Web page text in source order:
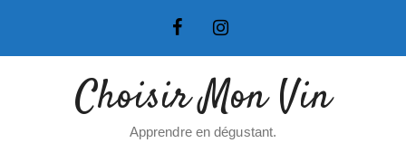
Choisir Mon Vin
Apprendre en dégustant.